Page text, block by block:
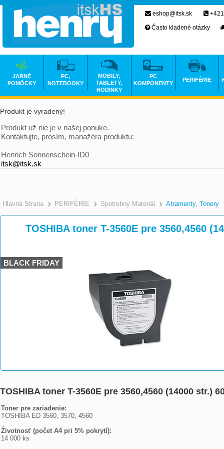
Produkt je vyradený!
Produkt už nie je v našej ponuke.
Kontaktujte, prosím, manažéra produktu:
Henrich Sonnenschein-ID0
itsk@itsk.sk
Hlavná Strana >
PERIFÉRIE >
Spotrebný Materiál >
Atramenty, Tonery
TOSHIBA toner T-3560E pre 3560,4560
BLACK FRIDAY
TOSHIBA toner T-3560E pre 3560,4560 (14000 str.)
Toner pre zariadenie:
TOSHIBA ED 3560, 3570, 4560
Životnosť (počet A4 pri 5% pokrytí):
14 000 ks
eshop@itsk.sk
Často kladené otázky
JARNÉ
POMÔCKY
PC,
NOTEBOOKY
MOBILY,
TABLETY,
HODINKY
PC
KOMPONENTY
PERIFÉRIE